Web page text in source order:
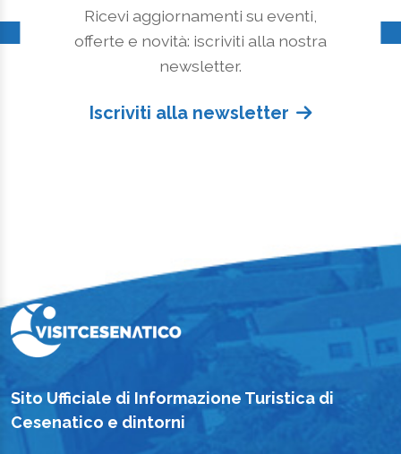
Ricevi aggiornamenti su eventi,
offerte e novità: iscriviti alla nostra
newsletter.
Iscriviti alla newsletter
Sito Ufficiale di Informazione Turistica di
Cesenatico e dintorni